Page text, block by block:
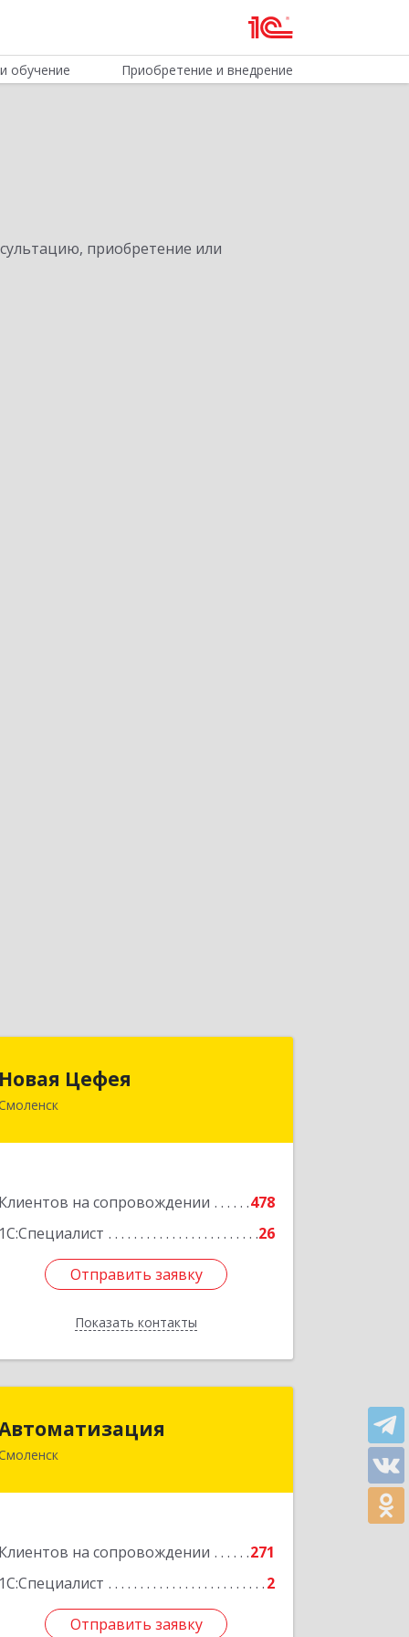
обучение Приобретение и внедрение
приобретение или
Новая Цефея
Клиентов на сопровождении
478
1С:Специалист
26
Отправить заявку
Показать контакты
214018, Смоленская обл, Смоленск г,
Отправить заявку
Назад
Клиентов на сопровождении
271
1С:Специалист
2
Отправить заявку
214019, Смоленская обл, Смоленск г,
Подробнее
Отправить заявку